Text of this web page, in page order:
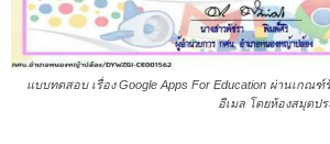
แบบทดสอบ เรื่อง Google Apps For Education ผ่านเกณ
อีเมล โดยห้องสมุดป